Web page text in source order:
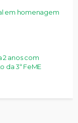
em homenagem
2 anos com
da 3ª FeME